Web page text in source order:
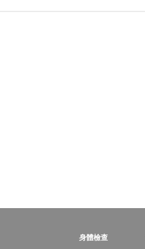
身體檢查